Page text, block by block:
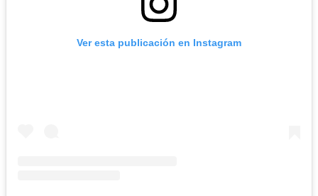
Ver esta publicación en Instagram